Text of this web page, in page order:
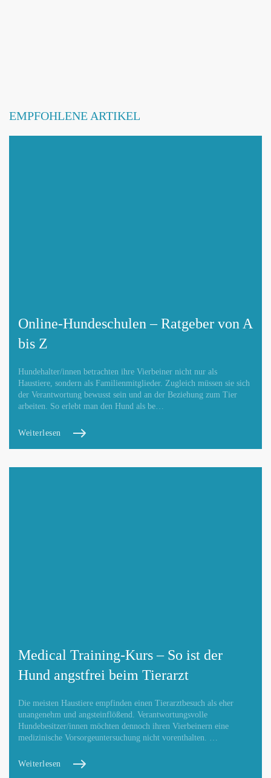
EMPFOHLENE ARTIKEL
Online-Hundeschulen – Ratgeber von A
bis Z
Hundehalter/innen betrachten ihre Vierbeiner nicht nur als
Haustiere, sondern als Familienmitglieder. Zugleich müssen sie sich
der Verantwortung bewusst sein und an der Beziehung zum Tier
arbeiten. So erlebt man den Hund als be…
Weiterlesen
Medical Training-Kurs – So ist der
Hund angstfrei beim Tierarzt
Die meisten Haustiere empfinden einen Tierarztbesuch als eher
unangenehm und angsteinflößend. Verantwortungsvolle
Hundebesitzer/innen möchten dennoch ihren Vierbeinern eine
medizinische Vorsorgeuntersuchung nicht vorenthalten. …
Weiterlesen